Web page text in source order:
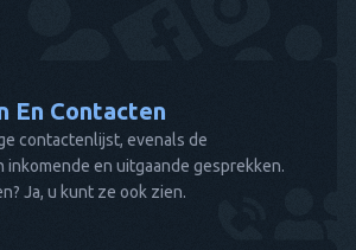
En Contacten
contactenlijst, evenals de
inkomende en uitgaande gesprekken.
Ja, u kunt ze ook zien.